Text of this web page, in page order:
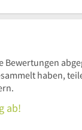
Bewertungen
haben,
ab!